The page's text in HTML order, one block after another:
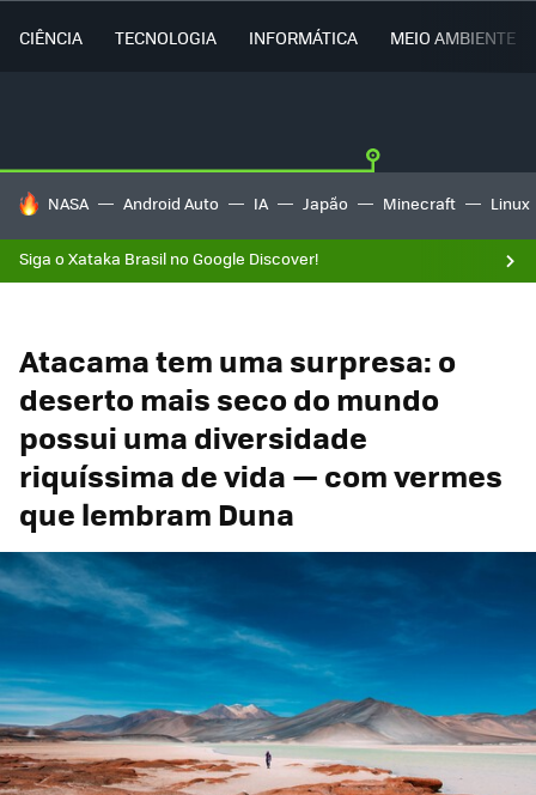
CIÊNCIA TECNOLOGIA INFORMÁTICA MEIO AMBIENTE
TENDÊNCIAS DO DIA
NASA Android Auto IA Japão Minecraft Linux
Siga o Xataka Brasil no Google Discover!
Atacama tem uma surpresa: o
deserto mais seco do mundo
possui uma diversidade
riquíssima de vida — com vermes
que lembram Duna